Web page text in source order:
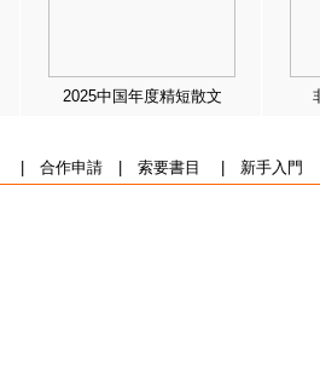
2025中国年度精短散文
合作申請| 索要書目 新手入門